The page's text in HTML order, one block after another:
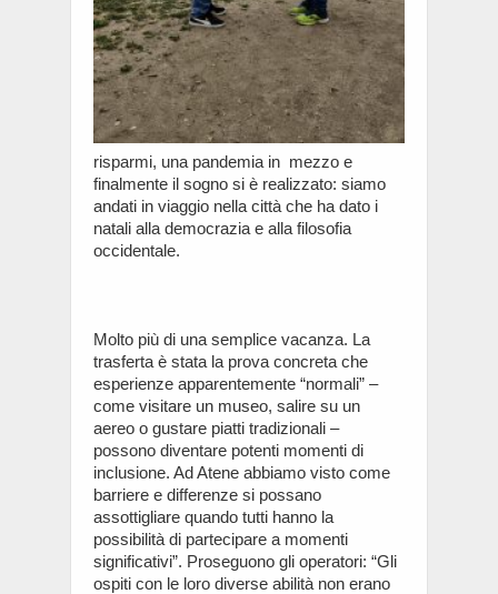
risparmi, una pandemia in mezzo e
finalmente il sogno si è realizzato: siamo
andati in viaggio nella città che ha dato i
natali alla democrazia e alla filosofia
occidentale.
Molto più di una semplice vacanza. La
trasferta è stata la prova concreta che
esperienze apparentemente “normali” –
come visitare un museo, salire su un
aereo o gustare piatti tradizionali –
possono diventare potenti momenti di
inclusione. Ad Atene abbiamo visto come
barriere e differenze si possano
assottigliare quando tutti hanno la
possibilità di partecipare a momenti
significativi”. Proseguono gli operatori: “Gli
ospiti con le loro diverse abilità non erano